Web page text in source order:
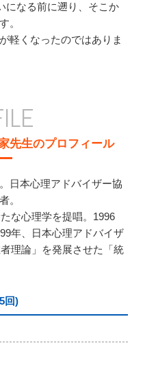
になる前に遡り、そこか
。
軽くなったのではありま
先生のプロフィール
日本心理アドバイザー協
。
な心理学を提唱。1996
年、日本心理アドバイザ
理論」を発展させた「統
回)